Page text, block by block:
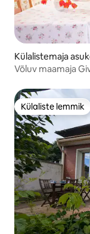
Külalistemaja
Võluv maamaja
Külaliste lemmik
Külaliste lemmik